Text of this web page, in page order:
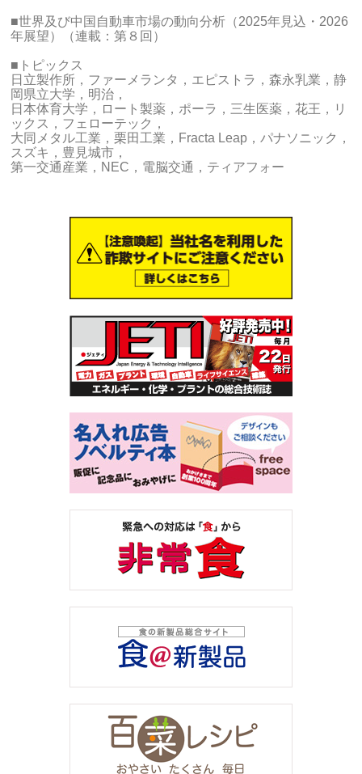
■世界及び中国自動車市場の動向分析（2025年見込・2026
年展望）（連載：第８回）
■トピックス
日立製作所，ファーメランタ，エピストラ，森永乳業，静
岡県立大学，明治，
日本体育大学，ロート製薬，ポーラ，三生医薬，花王，リ
ックス，フェローテック，
大同メタル工業，栗田工業，Fracta Leap，パナソニック，
スズキ，豊見城市，
第一交通産業，NEC，電脳交通，ティアフォー